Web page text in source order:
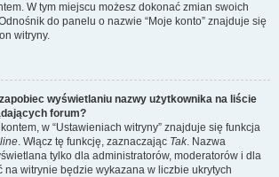
W tym miejscu możesz dokonać zmian swoich
do panelu o nazwie “Moje konto” znajduje się
witryny.
wyświetlaniu nazwy użytkownika na liście
forum?
w “Ustawieniach witryny” znajduje się funkcja
. Włącz tę funkcję, zaznaczając Tak. Nazwa
tylko dla administratorów, moderatorów i dla
na witrynie będzie wykazana w liczbie ukrytych